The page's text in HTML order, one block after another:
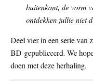
buitenkant, de vorm
ontdekken jullie niet
Deel vier in een serie van
BD gepubliceerd. We
doen met deze herhaling.